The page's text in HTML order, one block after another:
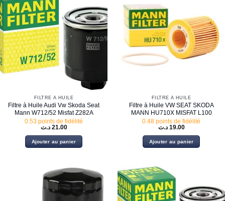
FILTRE À HUILE
Filtre à Huile Audi Vw Skoda Seat
Mann W712/52 Misfat Z282A
0.53 points de fidélité
21.00 د.ت
Ajouter au panier
FILTRE À HUILE
Filtre à Huile VW SEAT SKODA
MANN HU710X MISFAT L100
0.48 points de fidélité
19.00 د.ت
Ajouter au panier